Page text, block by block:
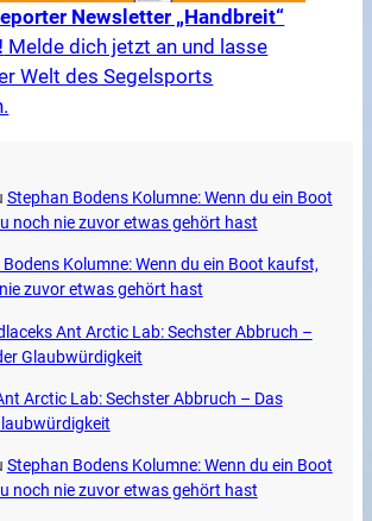
Newsletter „Handbreit“
Melde dich jetzt an und lasse
Welt des Segelsports
Stephan Bodens Kolumne: Wenn du ein Boot
noch nie zuvor etwas gehört hast
Kolumne: Wenn du ein Boot kaufst,
zuvor etwas gehört hast
Ant Arctic Lab: Sechster Abbruch –
Glaubwürdigkeit
Arctic Lab: Sechster Abbruch – Das
Stephan Bodens Kolumne: Wenn du ein Boot
noch nie zuvor etwas gehört hast